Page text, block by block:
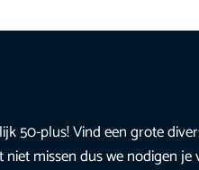
50-plus! Vind een grote
niet missen dus we nodigen